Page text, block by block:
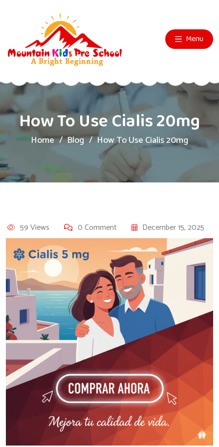
Menu
How To Use Cialis 20mg
Home Blog How To Use Cialis 20mg
59 Views 0 Comment December 15, 2025